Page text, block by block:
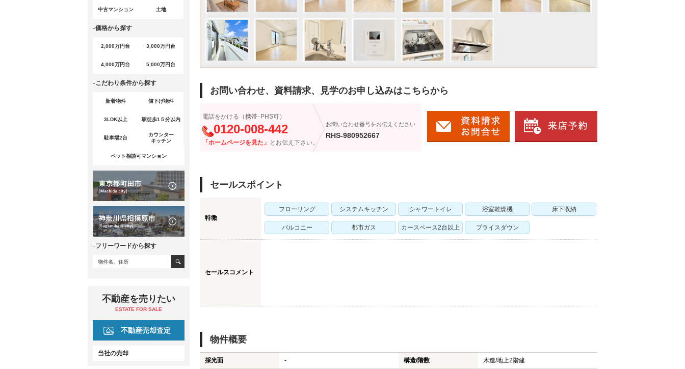
お問い合わせ、資料請求、見学のお申し込みはこちらから
電話をかける（携帯･PHS可）
0120-008-442
「ホームページを見た」 とお伝え下さい。
お問い合わせ番号をお伝えください
RHS-980952667
セールスポイント
特徴
フローリング システムキッチン シャワートイレ 浴室乾燥機 床下収納
バルコニー 都市ガス カースペース2台以上 プライスダウン
セールスコメント
物件概要
採光面 - 構造/階数 木造/地上2階建
中古マンション 土地
価格から探す
2,000万円台 3,000万円台
4,000万円台 5,000万円台
こだわり条件から探す
新着物件 値下げ物件
3LDK以上 駅徒歩1５分以内
駐車場2台
カウンター
キッチン
ペット相談可マンション
フリーワードから探す
不動産を売りたい
ESTATE FOR SALE
不動産売却査定
当社の売却